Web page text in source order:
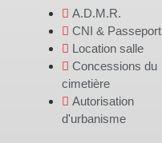
A.D.M.R.
CNI & Passeport
Location salle
Concessions du
cimetière
Autorisation
d'urbanisme